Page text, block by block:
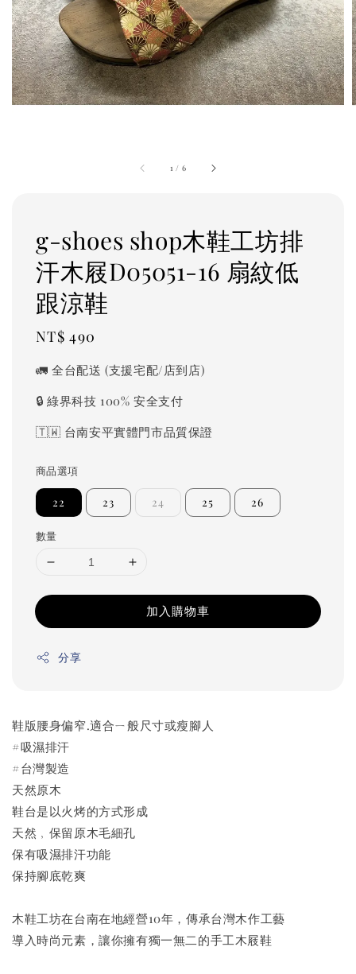
1 / 6
g-shoes shop木鞋工坊排
汗木屐D05051-16 扇紋低
跟涼鞋
Regular
NT$ 490
🚛 全台配送 (支援宅配/店到店)
🔒 綠界科技 100% 安全支付
🇹🇼 台南安平實體門市品質保證
商品選項
22 23 24 25 26
數量
加入購物車
分享
鞋版腰身偏窄.適合ㄧ般尺寸或瘦腳人
#吸濕排汗
#台灣製造
天然原木
鞋台是以火烤的方式形成
天然﹐保留原木毛細孔
保有吸濕排汗功能
保持腳底乾爽
木鞋工坊在台南在地經營10年，傳承台灣木作工藝
導入時尚元素，讓你擁有獨一無二的手工木屐鞋